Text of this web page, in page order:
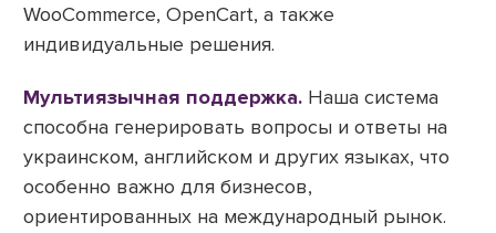
WooCommerce, OpenCart, а также
индивидуальные решения.
Мультиязычная поддержка. Наша система
способна генерировать вопросы и ответы на
украинском, английском и других языках, что
особенно важно для бизнесов,
ориентированных на международный рынок.